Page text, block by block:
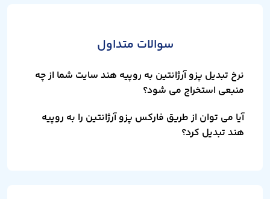
سوالات متداول
نرخ تبدیل پزو آرژانتین به روپیه هند سایت شما از چه
منبعی استخراج می شود؟
آیا می توان از طریق فارکس پزو آرژانتین را به روپیه
هند تبدیل کرد؟